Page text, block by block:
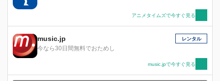
アニメタイムズで今すぐ見る
music.jp
今なら30日間無料でおためし
レンタル
music.jpで今すぐ見る